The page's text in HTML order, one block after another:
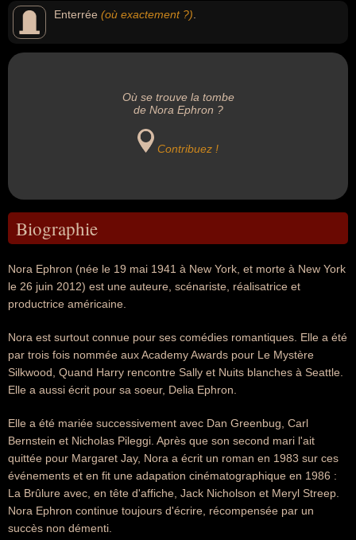
Enterrée (où exactement ?)
Où se trouve la tombe
de Nora Ephron ?
Contribuez !
Biographie
Nora Ephron (née le 19 mai 1941 à New York, et morte à New York
le 26 juin 2012) est une auteure, scénariste, réalisatrice et
productrice américaine.
Nora est surtout connue pour ses comédies romantiques. Elle a été
par trois fois nommée aux Academy Awards pour Le Mystère
Silkwood, Quand Harry rencontre Sally et Nuits blanches à Seattle.
Elle a aussi écrit pour sa soeur, Delia Ephron.
Elle a été mariée successivement avec Dan Greenbug, Carl
Bernstein et Nicholas Pileggi. Après que son second mari l'ait
quittée pour Margaret Jay, Nora a écrit un roman en 1983 sur ces
événements et en fit une adapation cinématographique en 1986 :
La Brûlure avec, en tête d'affiche, Jack Nicholson et Meryl Streep.
Nora Ephron continue toujours d'écrire, récompensée par un
succès non démenti.